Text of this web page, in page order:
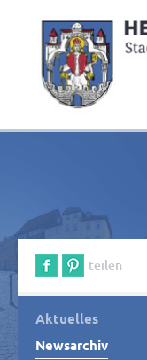
teilen
Aktuelles
Newsarchiv